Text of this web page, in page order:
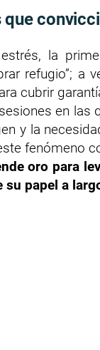
que
la
refugio”; a
cubrir
en las
y la
fenómeno
oro para
papel a